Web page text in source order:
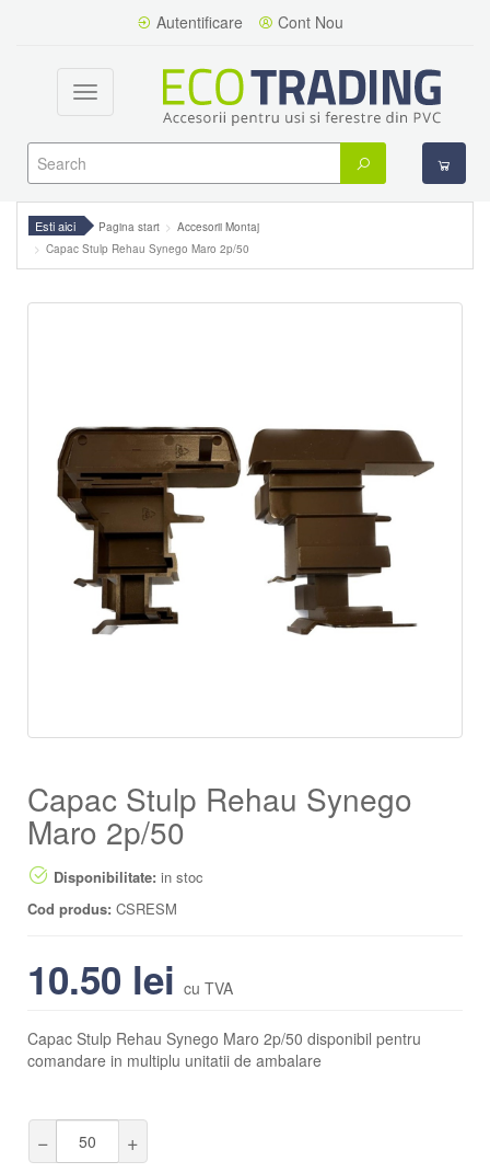
Autentificare Cont Nou
Toggle
navigation
Esti aici Pagina start
Accesorii Montaj
Capac Stulp Rehau Synego Maro 2p/50
Capac Stulp Rehau Synego
Maro 2p/50
Disponibilitate: in stoc
Cod produs: CSRESM
10.50 lei cu TVA
Capac Stulp Rehau Synego Maro 2p/50 disponibil pentru
comandare in multiplu unitatii de ambalare
− +